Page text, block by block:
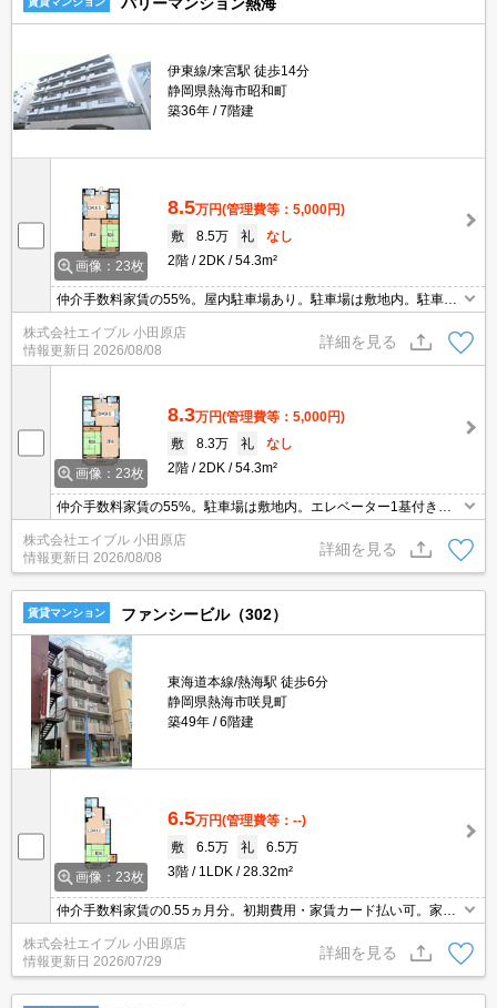
伊東線/来宮駅 徒歩14分
静岡県熱海市昭和町
築36年
7階建
画像：23枚
8.5万円(管理費等：5,000円)
敷
8.5万 礼
なし
2階
2DK 54.3m²
仲介手数料家賃の55%。屋内駐車場あり。駐車場は敷地内。駐車場
2台可(1台目と同額)。2階角部屋。エレベーター1基付き。初期費
用・家賃カード払い可。引越指定業者あり。エアコン2基付き。
株式会社エイブル 小田原店
情報更新日 2026/08/08
詳細を見る
画像：23枚
8.3万円(管理費等：5,000円)
敷
8.3万 礼
なし
2階
2DK 54.3m²
仲介手数料家賃の55%。駐車場は敷地内。エレベーター1基付き。
引越指定業者あり。2階角部屋。洗面化粧台付き。室内に洗濯機置
場あり。エアコン2基付き。駐車場は敷地内。
株式会社エイブル 小田原店
情報更新日 2026/08/08
詳細を見る
賃貸マンション ファンシービル（302）
東海道本線/熱海駅 徒歩6分
静岡県熱海市咲見町
築49年
6階建
画像：23枚
6.5万円(管理費等：--)
敷
6.5万 礼
6.5万
3階
1LDK 28.32m²
仲介手数料家賃の0.55ヵ月分。初期費用・家賃カード払い可。家賃
の支払でポイントたまります（条件あり）。分譲賃貸。駅近。コン
ビニが近く(52m)買物便利。海まで8分(572m)。
株式会社エイブル 小田原店
情報更新日 2026/07/29
詳細を見る